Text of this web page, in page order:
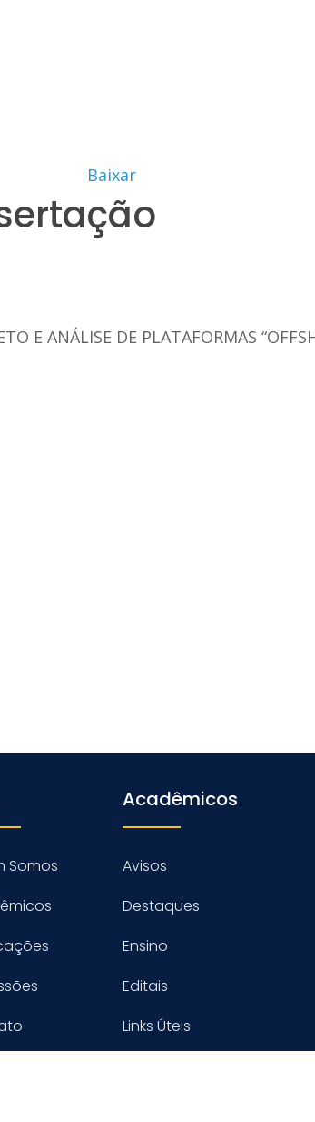
Baixar
E ANÁLISE DE PLATAFORMAS
Somos
Acadêmicos
Avisos
Destaques
Ensino
Editais
Links Úteis